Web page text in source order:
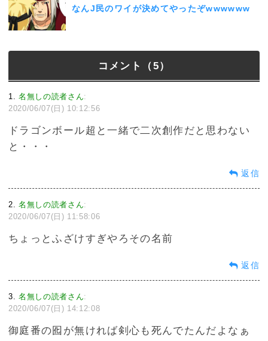
なんJ民のワイが決めてやったぞwwwwww
コメント（5）
1 名無しの読者さん:
2020/06/07(日) 10:12:56
ドラゴンボール超と一緒で二次創作だと思わない
と・・・
返信
2 名無しの読者さん:
2020/06/07(日) 11:58:06
ちょっとふざけすぎやろその名前
返信
3 名無しの読者さん:
2020/06/07(日) 14:12:08
御庭番の囮が無ければ剣心も死んでたんだよなぁ